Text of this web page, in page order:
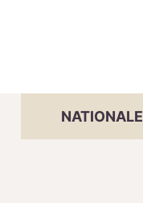
NATIONALE